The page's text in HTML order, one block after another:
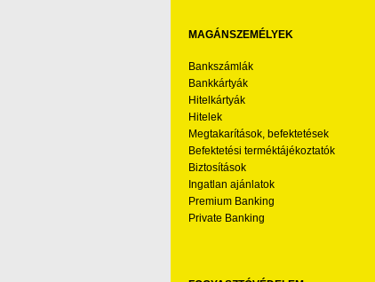
MAGÁNSZEMÉLYEK
Bankszámlák
Bankkártyák
Hitelkártyák
Hitelek
Megtakarítások, befektetések
Befektetési terméktájékoztatók
Biztosítások
Ingatlan ajánlatok
Premium Banking
Private Banking